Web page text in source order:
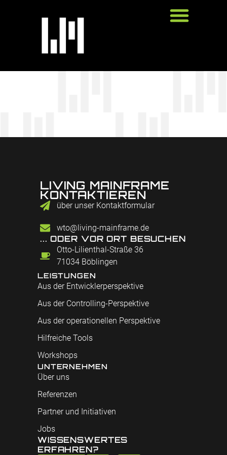
LIVING MAINFRAME
KONTAKTIEREN
über unser Kontaktformular
wto@living-mainframe.de
... ODER VOR ORT BESUCHEN
Otto-Lilienthal-Straße 36
71034 Böblingen
LEISTUNGEN
Aus der Entwicklerperspektive
Aus der Controlling-Perspektive
Aus der operationellen Perspektive
Hilfreiche Tools
Workshops
UNTERNEHMEN
Über uns
Referenzen
Partner und Initiativen
Jobs
WISSENSWERTES
ERFAHREN?